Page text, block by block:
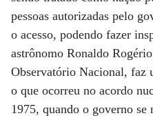
pessoas autorizadas pelo
o acesso, podendo fazer
astrônomo Ronaldo
Observatório Nacional, faz
o que ocorreu no acordo
1975, quando o governo se